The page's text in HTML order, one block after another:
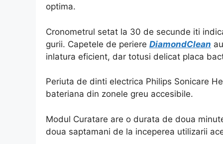
optima.
Cronometrul setat la 30 de secunde iti
gurii. Capetele de periere DiamondClean
inlatura eficient, dar totusi delicat placa
Periuta de dinti electrica Philips Sonicare
bateriana din zonele greu accesibile.
Modul Curatare are o durata de doua
doua saptamani de la inceperea utilizarii